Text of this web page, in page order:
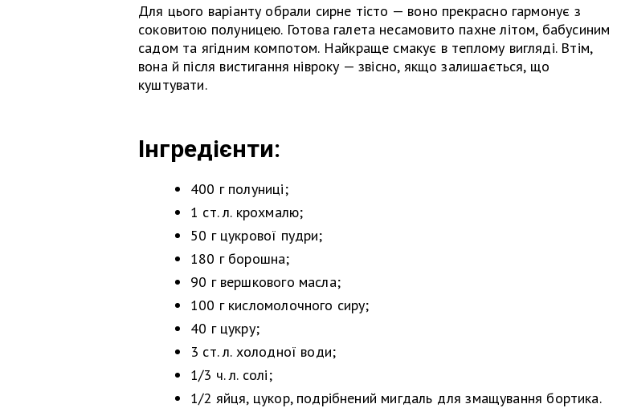
Для цього варіанту обрали сирне тісто — воно прекрасно гармонує з
соковитою полуницею. Готова галета несамовито пахне літом, бабусиним
садом та ягідним компотом. Найкраще смакує в теплому вигляді. Втім,
вона й після вистигання нівроку — звісно, якщо залишається, що
куштувати.
Інгредієнти:
400 г полуниці;
1 ст. л. крохмалю;
50 г цукрової пудри;
180 г борошна;
90 г вершкового масла;
100 г кисломолочного сиру;
40 г цукру;
3 ст. л. холодної води;
1/3 ч. л. солі;
1/2 яйця, цукор, подрібнений мигдаль для змащування бортика.